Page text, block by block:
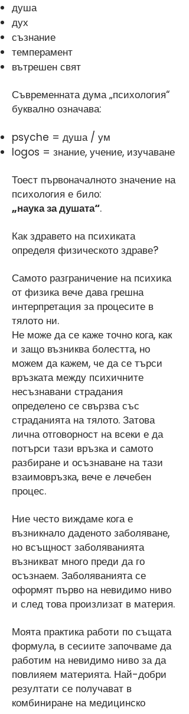
душа
дух
съзнание
темперамент
вътрешен свят
Съвременната дума „психология“
буквално означава:
psyche = душа / ум
logos = знание, учение, изучаване
Тоест първоначалното значение на
психология е било:
„наука за душата“.
Как здравето на психиката
определя физическото здраве?
Самото разграничение на психика
от физика вече дава грешна
интерпретация за процесите в
тялото ни.
Не може да се каже точно кога, как
и защо възниква болестта, но
можем да кажем, че да се търси
връзката между психичните
несъзнавани страдания
определено се свързва със
страданията на тялото. Затова
лична отговорност на всеки е да
потърси тази връзка и самото
разбиране и осъзнаване на тази
взаимовръзка, вече е лечебен
процес.
Ние често виждаме кога е
възникнало даденото заболяване,
но всъщност заболяванията
възникват много преди да го
осъзнаем. Заболяванията се
оформят първо на невидимо ниво
и след това произлизат в материя.
Моята практика работи по същата
формула, в сесиите започваме да
работим на невидимо ниво за да
повлияем материята. Най-добри
резултати се получават в
комбиниране на медицинско